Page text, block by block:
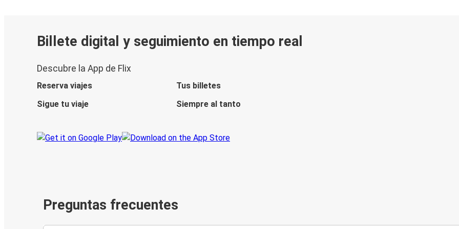
Billete digital y seguimiento en tiempo real
Descubre la App de Flix
Reserva viajes
Tus billetes
Sigue tu viaje
Siempre al tanto
Preguntas frecuentes